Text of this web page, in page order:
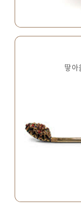
땋아